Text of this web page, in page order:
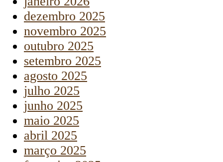
dezembro 2025
novembro 2025
outubro 2025
setembro 2025
agosto 2025
julho 2025
junho 2025
maio 2025
abril 2025
março 2025